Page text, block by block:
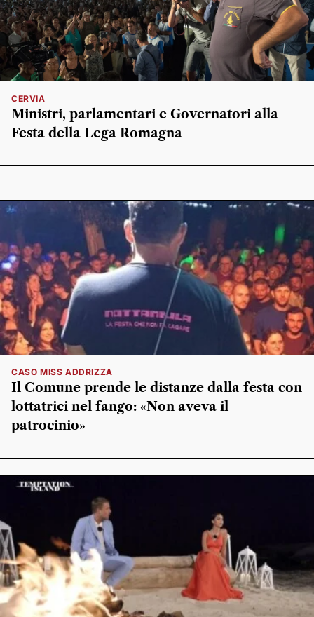
CERVIA
Ministri, parlamentari e Governatori alla
Festa della Lega Romagna
CASO MISS ADDRIZZA
Il Comune prende le distanze dalla festa con
lottatrici nel fango: «Non aveva il
patrocinio»